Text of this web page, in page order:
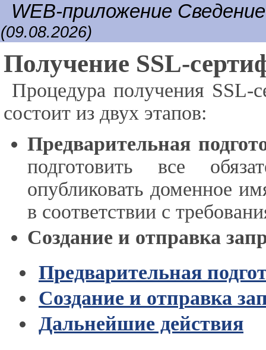
WEB-приложение
(09.08.2026)
Получение SSL-
Процедура получения SSL-
состоит из двух этапов:
Предварительная
подготовить все
опубликовать доменное
в соответствии с
Создание и отправка
Предварительная
Создание и отправка
Дальнейшие действия